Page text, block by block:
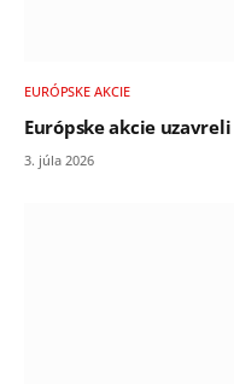
EURÓPSKE AKCIE
Európske akcie
3. júla 2026